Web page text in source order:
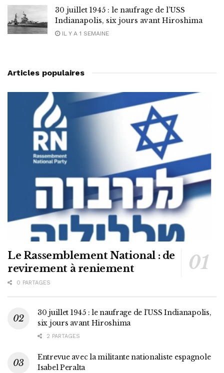
30 juillet 1945 : le naufrage de l’USS
Indianapolis, six jours avant Hiroshima
IL Y A 1 SEMAINE
Articles populaires
Le Rassemblement National : de
revirement à reniement
0 PARTAGES
30 juillet 1945 : le naufrage de l’USS Indianapolis,
six jours avant Hiroshima
2 PARTAGES
Entrevue avec la militante nationaliste espagnole
Isabel Peralta